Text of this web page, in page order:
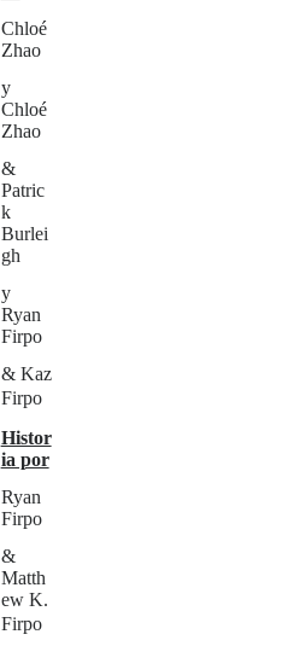
Chloé
Zhao
y
Chloé
Zhao
&
Patric
k
Burlei
gh
y
Ryan
Firpo
& Kaz
Firpo
Histor
ia por
Ryan
Firpo
&
Matth
ew K.
Firpo